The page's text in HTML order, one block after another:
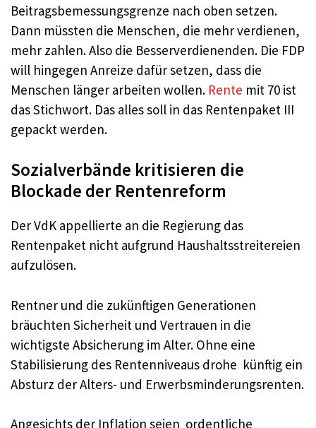
Beitragsbemessungsgrenze nach oben setzen.
Dann müssten die Menschen, die mehr verdienen,
mehr zahlen. Also die Besserverdienenden. Die FDP
will hingegen Anreize dafür setzen, dass die
Menschen länger arbeiten wollen. Rente mit 70 ist
das Stichwort. Das alles soll in das Rentenpaket III
gepackt werden.
Sozialverbände kritisieren die
Blockade der Rentenreform
Der VdK appellierte an die Regierung das
Rentenpaket nicht aufgrund Haushaltsstreitereien
aufzulösen.
Rentner und die zukünftigen Generationen
bräuchten Sicherheit und Vertrauen in die
wichtigste Absicherung im Alter. Ohne eine
Stabilisierung des Rentenniveaus drohe künftig ein
Absturz der Alters- und Erwerbsminderungsrenten.
Angesichts der Inflation seien ordentliche